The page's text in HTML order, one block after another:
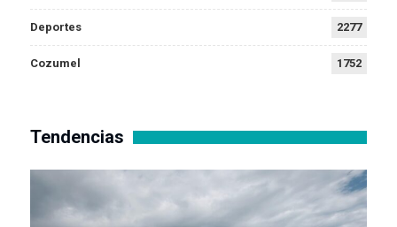
Deportes 2277
Cozumel 1752
Tendencias